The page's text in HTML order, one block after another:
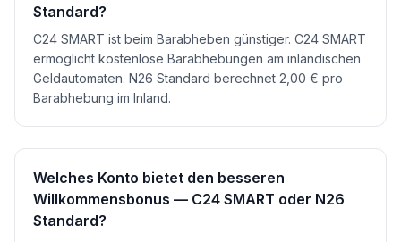
Standard?
C24 SMART ist beim Barabheben günstiger. C24 SMART
ermöglicht kostenlose Barabhebungen am inländischen
Geldautomaten. N26 Standard berechnet 2,00 € pro
Barabhebung im Inland.
Welches Konto bietet den besseren
Willkommensbonus — C24 SMART oder N26
Standard?